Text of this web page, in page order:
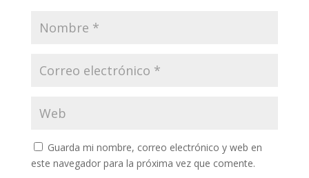
Guarda mi nombre, correo electrónico y web en
este navegador para la próxima vez que comente.